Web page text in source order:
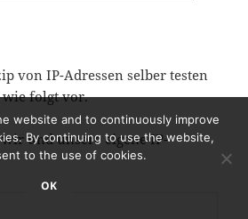
von IP-Adressen selber testen
wie folgt vor.
und unsere eigene IP-
website and to continuously improve
By continuing to use the website,
to the use of cookies.
OK